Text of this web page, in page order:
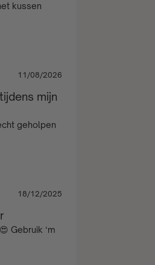
kussen
11/08/2026
mijn
geholpen
18/12/2025
Gebruik ‘m